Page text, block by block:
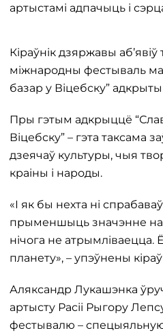
артыстамі адпачыць і
Кіраўнік дзяржавы
міжнародны фестываль
базар у Віцебску”
Пры гэтым адкрыццё
Віцебску” – гэта таксама
дзеячаў культуры, чыя
краіны і народы.
«І як бы нехта ні
прыменшыць значэнне
нічога не атрымліваецца.
планету», – упэўнены
Аляксандр Лукашэнка
артысту Расіі Рыгору
фестывалю –